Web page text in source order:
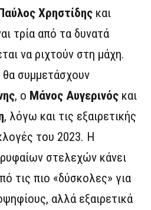
Χρηστίδης και
τρία από τα δυνατά
να ριχτούν στη μάχη.
θα συμμετάσχουν
, ο Μάνος Αυγερινός και
, λόγω και τις εξαιρετικής
του 2023. Η
στελεχών κάνει
τις πιο «δύσκολες» για
αλλά εξαιρετικά